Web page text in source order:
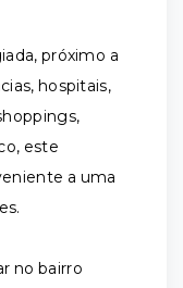
próximo a
hospitais,
este
a uma
no bairro